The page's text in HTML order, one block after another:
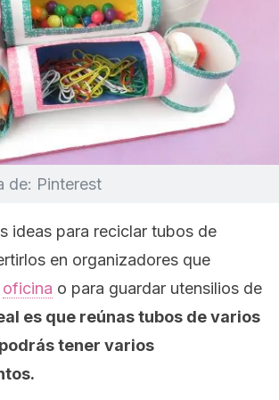
de: Pinterest
ideas para reciclar tubos de
en organizadores que
oficina o para guardar utensilios de
es que reúnas tubos de varios
tener varios